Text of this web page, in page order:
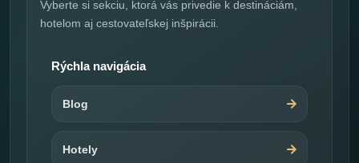
Vyberte si sekciu, ktorá vás privedie k destináciám,
hotelom aj cestovateľskej inšpirácii.
Rýchla navigácia
Blog
Hotely